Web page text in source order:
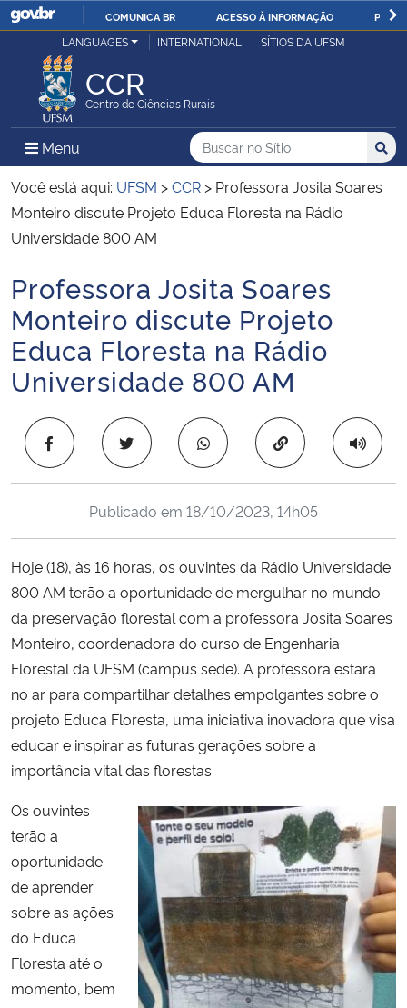
IR
COMUNICA BR ACESSO À INFORMAÇÃO
Ministério da Justiça e Segurança Pública
Ministério da Defesa
Ministério das Relações Exteriores
Ministério da Economia
Ministério da Infraestrutura
Ministério da Agricultura, Pecuária e Abastecimento
Ministério da Educação
Ministério da Cidadania
Ministério da Saúde
Ministério de Minas e Energia
Ministério da Ciência, Tecnologia, Inovações e Comunicações
Ministério do Meio Ambiente
Ministério do Turismo
Ministério do Desenvolvimento Regional
Controladoria-Geral da União
Ministério da Mulher, da Família e dos Direitos Humanos
Secretaria-Geral
Secretaria de Governo
Gabinete de Segurança Institucional
Advocacia-Geral da União
LANGUAGES INTERNATIONAL SÍTIOS DA UFSM
CCR
Centro de Ciências Rurais
Menu Menu Principal do Sítio
Busca
Buscar no no Sítio
Busca:
Você está aqui: UFSM >CCR > Professora Josita Soares
Monteiro discute Projeto Educa Floresta na Rádio
Universidade 800 AM
Início do conteúdo
Professora Josita Soares
Monteiro discute Projeto
Educa Floresta na Rádio
Universidade 800 AM
Copiar para área
Publicado em 18/10/2023, 14h05
Hoje (18), às 16 horas, os ouvintes da Rádio Universidade
800 AM terão a oportunidade de mergulhar no mundo
da preservação florestal com a professora Josita Soares
Monteiro, coordenadora do curso de Engenharia
Florestal da UFSM (campus sede). A professora estará
no ar para compartilhar detalhes empolgantes sobre o
projeto Educa Floresta, uma iniciativa inovadora que visa
educar e inspirar as futuras gerações sobre a
importância vital das florestas.
Os ouvintes
terão a
oportunidade
de aprender
sobre as ações
do Educa
Floresta até o
momento, bem